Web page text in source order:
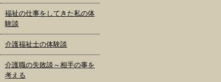
福祉の仕事をしてきた私の体
験談
介護福祉士の体験談
介護職の失敗談～相手の事を
考える